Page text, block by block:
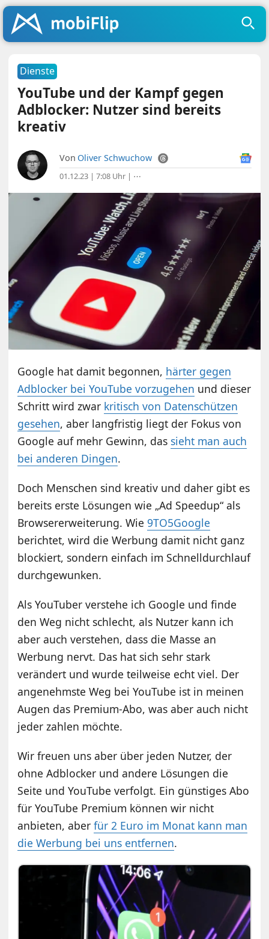
Dienste
YouTube und der Kampf gegen
Adblocker: Nutzer sind bereits
kreativ
Von Oliver Schwuchow
01.12.23 | 7:08 Uhr | ⋯
Google hat damit begonnen, härter gegen
Adblocker bei YouTube vorzugehen und dieser
Schritt wird zwar kritisch von Datenschützen
gesehen, aber langfristig liegt der Fokus von
Google auf mehr Gewinn, das sieht man auch
bei anderen Dingen.
Doch Menschen sind kreativ und daher gibt es
bereits erste Lösungen wie „Ad Speedup“ als
Browsererweiterung. Wie 9TO5Google
berichtet, wird die Werbung damit nicht ganz
blockiert, sondern einfach im Schnelldurchlauf
durchgewunken.
Als YouTuber verstehe ich Google und finde
den Weg nicht schlecht, als Nutzer kann ich
aber auch verstehen, dass die Masse an
Werbung nervt. Das hat sich sehr stark
verändert und wurde teilweise echt viel. Der
angenehmste Weg bei YouTube ist in meinen
Augen das Premium-Abo, was aber auch nicht
jeder zahlen möchte.
Wir freuen uns aber über jeden Nutzer, der
ohne Adblocker und andere Lösungen die
Seite und YouTube verfolgt. Ein günstiges Abo
für YouTube Premium können wir nicht
anbieten, aberfür 2 Euro im Monat kann man
die Werbung bei uns entfernen.